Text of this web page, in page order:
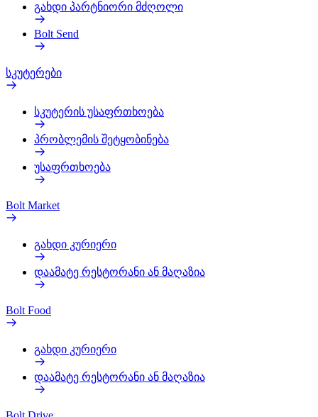
გახდი პარტნიორი მძღოლი
Bolt Send
სკუტერები
სკუტერის უსაფრთხოება
პრობლემის შეტყობინება
უსაფრთხოება
Bolt Market
გახდი კურიერი
დაამატე რესტორანი ან მაღაზია
Bolt Food
გახდი კურიერი
დაამატე რესტორანი ან მაღაზია